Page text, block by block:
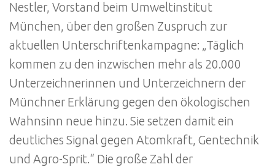
Nestler, Vorstand beim Umweltinstitut
München, über den großen Zuspruch zur
aktuellen Unterschriftenkampagne: „Täglich
kommen zu den inzwischen mehr als 20.000
Unterzeichnerinnen und Unterzeichnern der
Münchner Erklärung gegen den ökologischen
Wahnsinn neue hinzu. Sie setzen damit ein
deutliches Signal gegen Atomkraft, Gentechnik
und Agro-Sprit.“ Die große Zahl der